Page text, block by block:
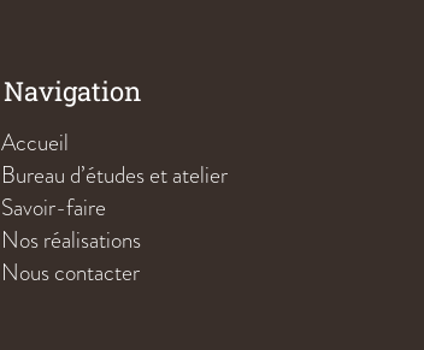
Navigation
Accueil
Bureau d’études et atelier
Savoir-faire
Nos réalisations
Nous contacter